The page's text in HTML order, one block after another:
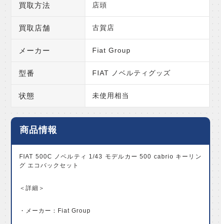
買取方法 店頭
買取店舗 古賀店
メーカー Fiat Group
型番 FIAT ノベルティグッズ
状態 未使用相当
商品情報
FIAT 500C ノベルティ 1/43 モデルカー 500 cabrio キーリン
グ エコバックセット
＜詳細＞
・メーカー：Fiat Group